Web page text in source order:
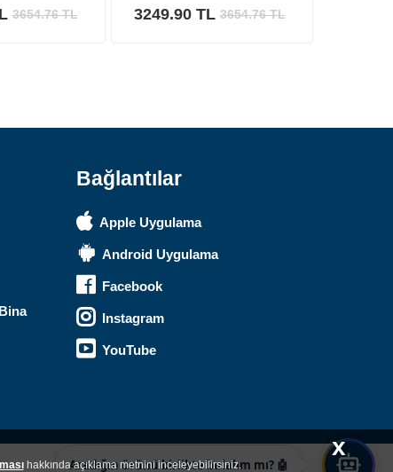
3654.76TL 3249.90 TL3654.76TL
Bağlantılar
Apple Uygulama
Android Uygulama
Facebook
Instagram
YouTube
Aradığın ürünü birlikte bulalım mı? 🤖
ekipman arasından aradığınız
hakkında açıklama metnini inceleyebilirsiniz.
x